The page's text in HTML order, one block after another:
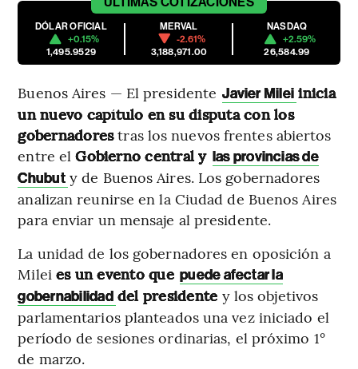
DÓLAR OFICIAL
+0.15%
1,495.9529
MERVAL
-2.61%
3,188,971.00
NASDAQ
+2.59%
26,584.99
Buenos Aires — El presidente Javier Milei inicia
un nuevo capítulo en su disputa con los
gobernadorestras los nuevos frentes abiertos
entre elGobierno central y las provincias de
Chubut y de Buenos Aires. Los gobernadores
analizan reunirse en la Ciudad de Buenos Aires
para enviar un mensaje al presidente.
La unidad de los gobernadores en oposición a
Milei es un evento que puede afectar la
gobernabilidad del presidente y los objetivos
parlamentarios planteados una vez iniciado el
período de sesiones ordinarias, el próximo 1°
de marzo.